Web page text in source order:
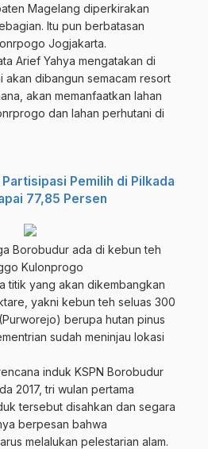
Magelang diperkirakan
Itu pun berbatasan
Jogjakarta.
Yahya mengatakan di
akan dibangun semacam resort
akan memanfaatkan lahan
dan lahan perhutani di
Pemilih di Pilkada
77,85 Persen
Borobudur ada di kebun teh
Kulonprogo
yang akan dikembangkan
yakni kebun teh seluas 300
berupa hutan pinus
sudah meninjau lokasi
induk KSPN Borobudur
2017, tri wulan pertama
tersebut disahkan dan segara
berpesan bahwa
melalukan pelestarian alam.